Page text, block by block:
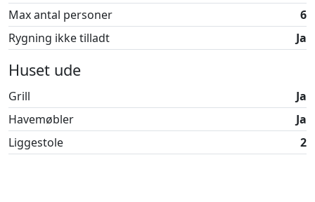
Max antal personer
6
Rygning ikke tilladt
Ja
Huset ude
Grill
Ja
Havemøbler
Ja
Liggestole
2